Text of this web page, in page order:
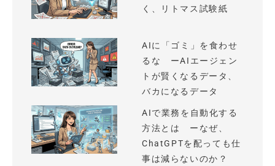
く、リトマス試験紙
AIに「ゴミ」を食わせ
るな ーAIエージェン
トが賢くなるデータ、
バカになるデータ
AIで業務を自動化する
方法とは ーなぜ、
ChatGPTを配っても仕
事は減らないのか？